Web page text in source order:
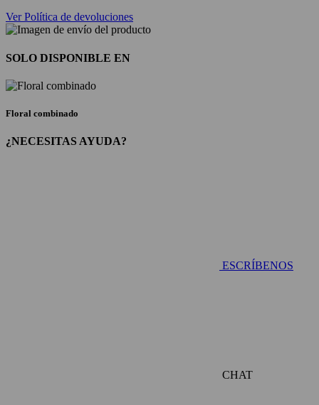
Ver Política de devoluciones
SOLO DISPONIBLE EN
Floral combinado
¿NECESITAS AYUDA?
ESCRÍBENOS
CHAT